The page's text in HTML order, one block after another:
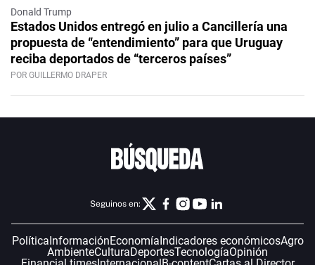
Donald Trump
Estados Unidos entregó en julio a Cancillería una
propuesta de “entendimiento” para que Uruguay
reciba deportados de “terceros países”
POR GUILLERMO DRAPER
Seguinos en:
PolíticaInformaciónEconomíaIndicadores económicosAgro
AmbienteCulturaDeportesTecnologíaOpinión